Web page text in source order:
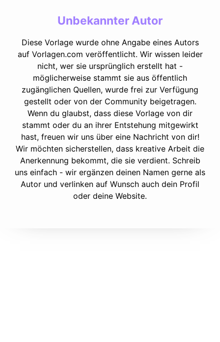
Unbekannter Autor
Diese Vorlage wurde ohne Angabe eines Autors
auf Vorlagen.com veröffentlicht. Wir wissen leider
nicht, wer sie ursprünglich erstellt hat -
möglicherweise stammt sie aus öffentlich
zugänglichen Quellen, wurde frei zur Verfügung
gestellt oder von der Community beigetragen.
Wenn du glaubst, dass diese Vorlage von dir
stammt oder du an ihrer Entstehung mitgewirkt
hast, freuen wir uns über eine Nachricht von dir!
Wir möchten sicherstellen, dass kreative Arbeit die
Anerkennung bekommt, die sie verdient. Schreib
uns einfach - wir ergänzen deinen Namen gerne als
Autor und verlinken auf Wunsch auch dein Profil
oder deine Website.